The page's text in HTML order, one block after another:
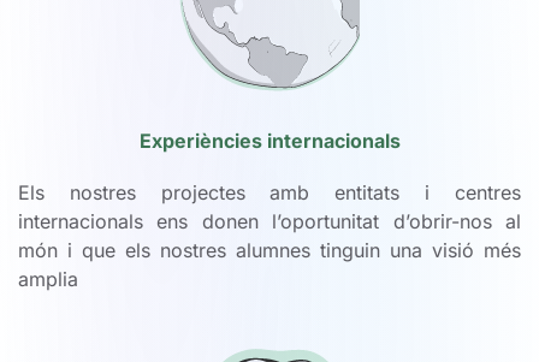
Experiències internacionals
Els nostres projectes amb entitats i centres
internacionals ens donen l’oportunitat d’obrir-nos al
món i que els nostres alumnes tinguin una visió més
amplia